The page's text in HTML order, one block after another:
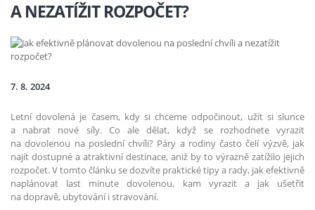
A NEZATÍŽIT ROZPOČET?
7. 8. 2024
Letní dovolená je časem, kdy si chceme odpočinout, užít si slunce
a nabrat nové síly. Co ale dělat, když se rozhodnete vyrazit
na dovolenou na poslední chvíli? Páry a rodiny často čelí výzvě, jak
najít dostupné a atraktivní destinace, aniž by to výrazně zatížilo jejich
rozpočet. V tomto článku se dozvíte praktické tipy a rady, jak efektivně
naplánovat last minute dovolenou, kam vyrazit a jak ušetřit
na dopravě, ubytování i stravování.